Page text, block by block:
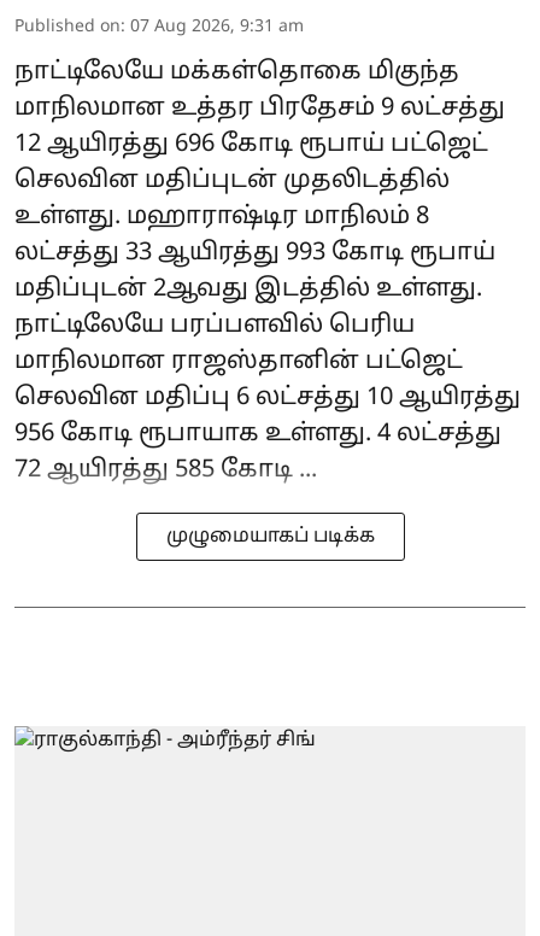
Published on: 07 Aug 2026, 9:31 am
நாட்டிலேயே மக்கள்தொகை மிகுந்த
மாநிலமான உத்தர பிரதேசம் 9 லட்சத்து
12 ஆயிரத்து 696 கோடி ரூபாய் பட்ஜெட்
செலவின மதிப்புடன் முதலிடத்தில்
உள்ளது. மஹாராஷ்டிர மாநிலம் 8
லட்சத்து 33 ஆயிரத்து 993 கோடி ரூபாய்
மதிப்புடன் 2ஆவது இடத்தில் உள்ளது.
நாட்டிலேயே பரப்பளவில் பெரிய
மாநிலமான ராஜஸ்தானின் பட்ஜெட்
செலவின மதிப்பு 6 லட்சத்து 10 ஆயிரத்து
956 கோடி ரூபாயாக உள்ளது. 4 லட்சத்து
72 ஆயிரத்து 585 கோடி ...
முழுமையாகப் படிக்க